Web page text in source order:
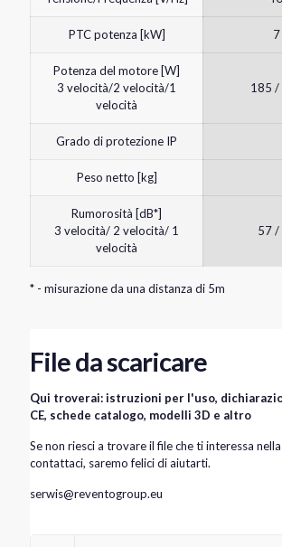
PTC potenza [kW]
Potenza del motore [W]
3 velocità/2 velocità/1
velocità
185 /
Grado di protezione IP
Peso netto [kg]
Rumorosità [dB*]
3 velocità/ 2 velocità/ 1
velocità
57 /
* - misurazione da una distanza di 5m
File da scaricare
Qui troverai: istruzioni per l'uso,
CE, schede catalogo, modelli 3D e altro
Se non riesci a trovare il file che ti interessa
contattaci, saremo felici di aiutarti.
serwis@reventogroup.eu